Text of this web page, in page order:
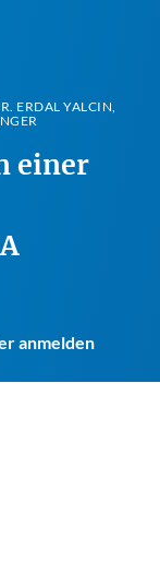
ERDAL YALCIN, P
einer
anmelden